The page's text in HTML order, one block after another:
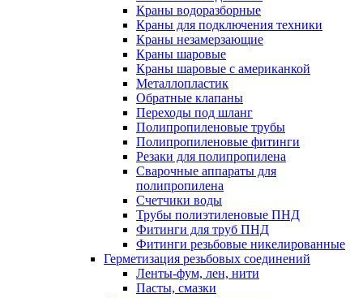
Краны водоразборные
Краны для подключения техники
Краны незамерзающие
Краны шаровые
Краны шаровые с американкой
Металлопластик
Обратные клапаны
Переходы под шланг
Полипропиленовые трубы
Полипропиленовые фитинги
Резаки для полипропилена
Сварочные аппараты для
полипропилена
Счетчики воды
Трубы полиэтиленовые ПНД
Фитинги для труб ПНД
Фитинги резьбовые никелированные
Герметизация резьбовых соединений
Ленты-фум, лен, нити
Пасты, смазки